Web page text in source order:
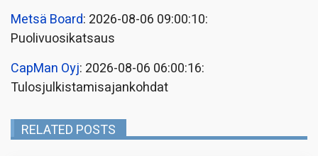
Metsä Board: 2026-08-06 09:00:10:
Puolivuosikatsaus
CapMan Oyj: 2026-08-06 06:00:16:
Tulosjulkistamisajankohdat
RELATED POSTS